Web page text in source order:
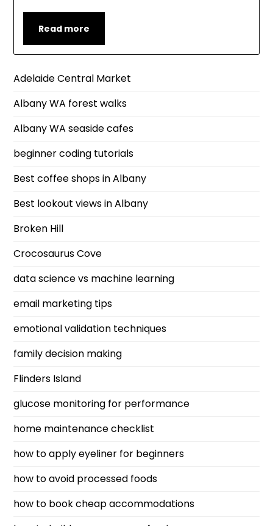
Read more
Adelaide Central Market
Albany WA forest walks
Albany WA seaside cafes
beginner coding tutorials
Best coffee shops in Albany
Best lookout views in Albany
Broken Hill
Crocosaurus Cove
data science vs machine learning
email marketing tips
emotional validation techniques
family decision making
Flinders Island
glucose monitoring for performance
home maintenance checklist
how to apply eyeliner for beginners
how to avoid processed foods
how to book cheap accommodations